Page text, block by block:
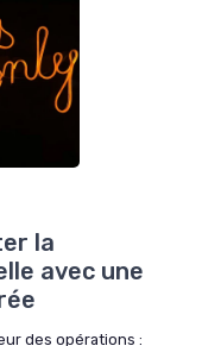
la
avec une
des opérations :